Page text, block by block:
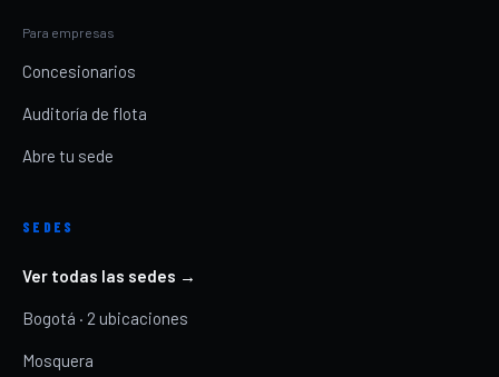
Para empresas
Concesionarios
Auditoría de flota
Abre tu sede
SEDES
Ver todas las sedes →
Bogotá · 2 ubicaciones
Mosquera